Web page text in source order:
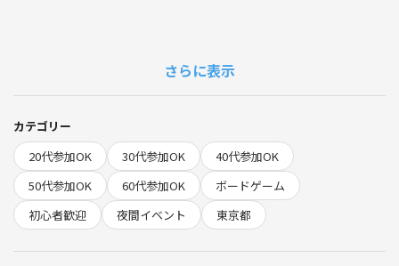
急な予定が入ってキャンセルする場合でも、
昼間は暑くて家出たくない…！
もうちょい涼しければなぁ〜❄️
さらに表示
カテゴリー
20代参加OK
30代参加OK
40代参加OK
50代参加OK
60代参加OK
ボードゲーム
初心者歓迎
夜間イベント 東京都